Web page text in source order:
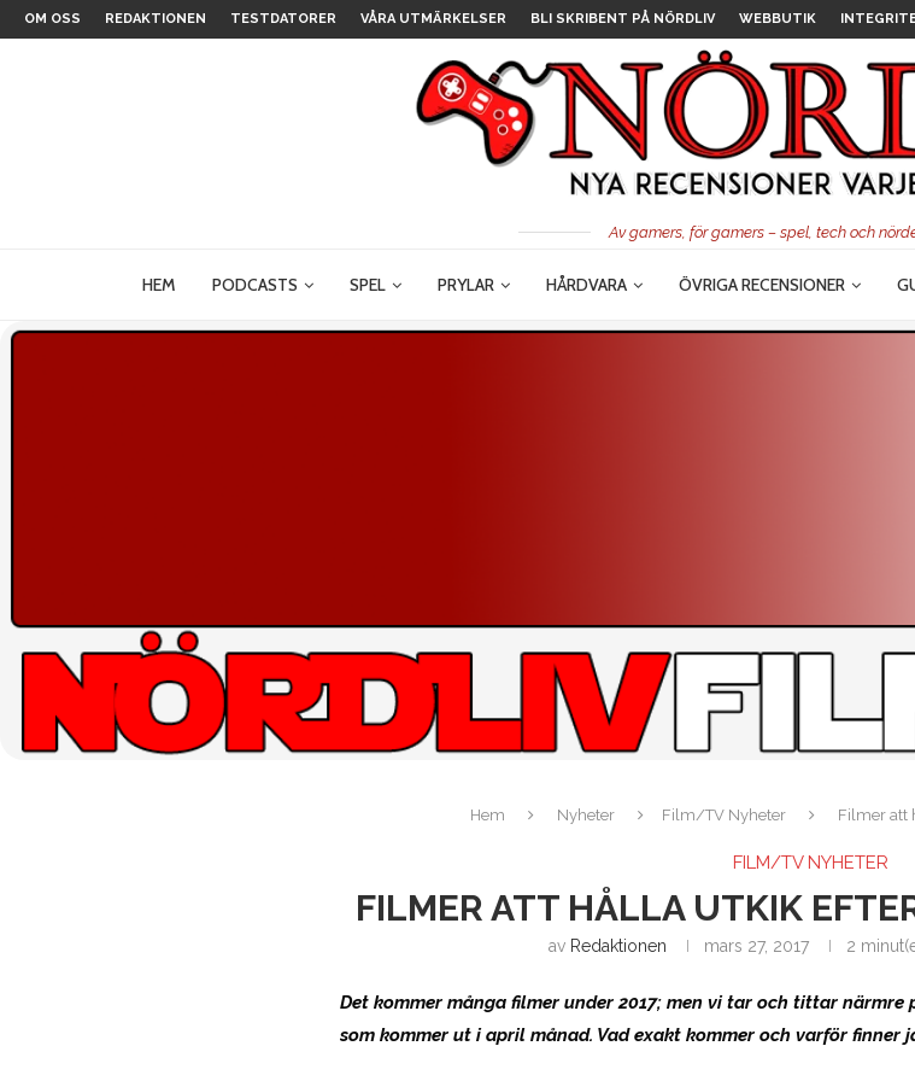
OM OSS REDAKTIONEN TESTDATORER VÅRA UTMÄRKELSER BLI SKRIBENT PÅ NÖRDLIV WEBBUTIK
Av gamers, för gamers – spel, tech och
HEM PODCASTS SPEL PRYLAR HÅRDVARA ÖVRIGA RECENSIONER
Hem Nyheter Film/TV Nyheter Filmer att
FILM/TV NYHETER
FILMER ATT HÅLLA UTKIK
av Redaktionen mars 27, 2017 2
Det kommer många filmer under 2017; men vi tar och tittar
som kommer ut i april månad. Vad exakt kommer och varför finner